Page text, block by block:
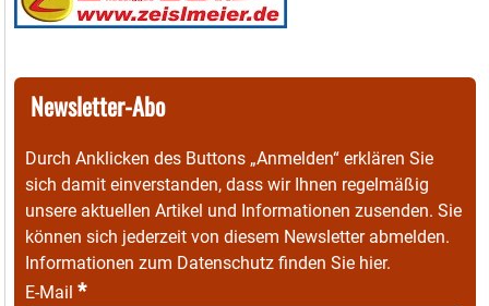
Newsletter-Abo
Durch Anklicken des Buttons „Anmelden“ erklären Sie
sich damit einverstanden, dass wir Ihnen regelmäßig
unsere aktuellen Artikel und Informationen zusenden. Sie
können sich jederzeit von diesem Newsletter abmelden.
Informationen zum Datenschutz finden Sie hier.
E-Mail *